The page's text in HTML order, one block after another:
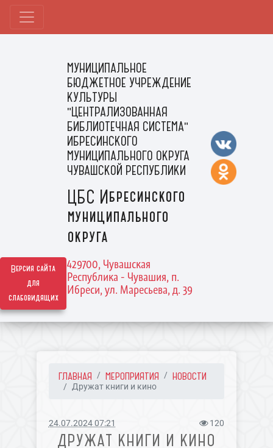
Версия сайта
для
слабовидящих
МУНИЦИПАЛЬНОЕ
БЮДЖЕТНОЕ УЧРЕЖДЕНИЕ
КУЛЬТУРЫ
"ЦЕНТРАЛИЗОВАННАЯ
БИБЛИОТЕЧНАЯ СИСТЕМА"
ИБРЕСИНСКОГО
МУНИЦИПАЛЬНОГО ОКРУГА
ЧУВАШСКОЙ РЕСПУБЛИКИ
ЦБС Ибресинского
муниципального
округа
429700, Чувашская
Республика - Чувашия, п.
Ибреси, ул. Маресьева, д. 39
ГЛАВНАЯ МЕРОПРИЯТИЯ НОВОСТИ
Дружат книги и кино
24.07.2024 07:21 120
ДРУЖАТ КНИГИ И КИНО